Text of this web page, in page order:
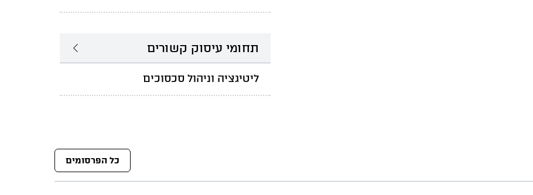
תחומי עיסוק קשורים
ליטיגציה וניהול סכסוכים
כל הפרסומים